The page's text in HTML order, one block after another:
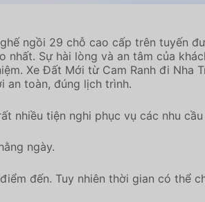
ngồi 29 chỗ cao cấp trên tuyến
nhất. Sự hài lòng và an tâm của
Xe Đất Mới từ Cam Ranh đi
an toàn, đúng lịch trình.
nhiều tiện nghi phục vụ các nhu cầu
ngày.
đến. Tuy nhiên thời gian có thể